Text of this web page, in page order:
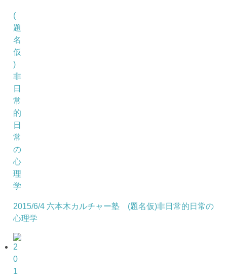
2015/6/4 六本木カルチャー塾 (題名仮)非日常的日常の
心理学